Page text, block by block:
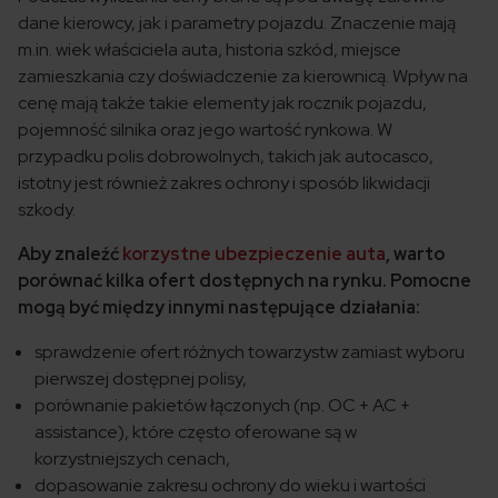
dane kierowcy, jak i parametry pojazdu. Znaczenie mają
m.in. wiek właściciela auta, historia szkód, miejsce
zamieszkania czy doświadczenie za kierownicą. Wpływ na
cenę mają także takie elementy jak rocznik pojazdu,
pojemność silnika oraz jego wartość rynkowa. W
przypadku polis dobrowolnych, takich jak autocasco,
istotny jest również zakres ochrony i sposób likwidacji
szkody.
Aby znaleźćkorzystne ubezpieczenie auta, warto
porównać kilka ofert dostępnych na rynku. Pomocne
mogą być między innymi następujące działania:
sprawdzenie ofert różnych towarzystw zamiast wyboru
pierwszej dostępnej polisy,
porównanie pakietów łączonych (np. OC + AC +
assistance), które często oferowane są w
korzystniejszych cenach,
dopasowanie zakresu ochrony do wieku i wartości